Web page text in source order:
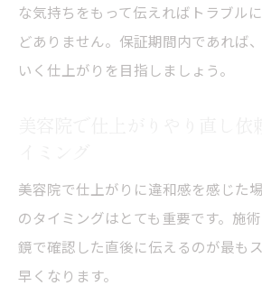
な気持ちをもって伝えればトラブル
どありません。保証期間内であれば
いく仕上がりを目指しましょう。
美容院で仕上がりに違和感を感じた
のタイミングはとても重要です。施
鏡で確認した直後に伝えるのが最も
早くなります。